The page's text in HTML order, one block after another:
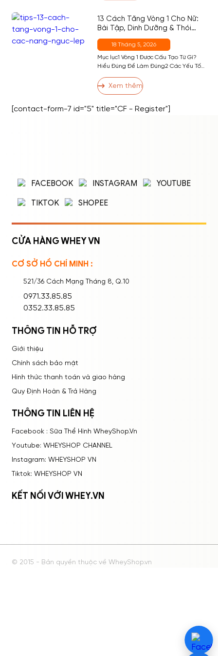
Theo Khẩu Phần5 5. Ăn Bánh Bò […]
13 Cách Tăng Vòng 1 Cho Nữ:
Bài Tập, Dinh Dưỡng & Thói
Quen Hiệu Quả Nhất
18 Tháng 5, 2026
Mục lục1 Vòng 1 Được Cấu Tạo Từ Gì?
Hiểu Đúng Để Làm Đúng2 Các Yếu Tố
Cách Tăng Vòng 1 Hiệu Quả3.1 Nhóm 1:
Bài Tập Phát Triển Cơ Ngực3.2 Nhóm 2:
Nhóm 3: Thói Quen và Kỹ Thuật […]
Xem thêm
Nhập tên đăng nhập/email và mật khẩu để
Ghi nhớ mật khẩu
[contact-form-7 id="5" title="CF - Register"]
FACEBOOK INSTAGRAM
YOUTUBE
TIKTOK
SHOPEE
CỬA HÀNG WHEY VN
CƠ SỞ HỒ CHÍ MINH :
521/36 Cách Mạng Tháng 8, Q.10
0971.33.85.85
0352.33.85.85
THÔNG TIN HỖ TRỢ
Giới thiệu
Chính sách bảo mật
Hình thức thanh toán và giao hàng
Quy Định Hoàn & Trả Hàng
THÔNG TIN LIÊN HỆ
Facebook : Sữa Thể Hình WheyShop.Vn
Youtube: WHEYSHOP CHANNEL
Instagram: WHEYSHOP VN
Tiktok: WHEYSHOP VN
KẾT NỐI VỚI WHEY.VN
© 2015 - Bản quyền thuộc về WheyShop.vn